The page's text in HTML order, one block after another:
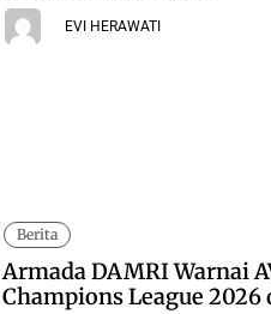
EVI HERAWATI
Berita
Armada DAMRI Warnai
Champions League